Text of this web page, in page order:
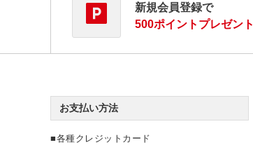
新規会員登録で
500ポイントプレゼント
お支払い方法
■各種クレジットカード